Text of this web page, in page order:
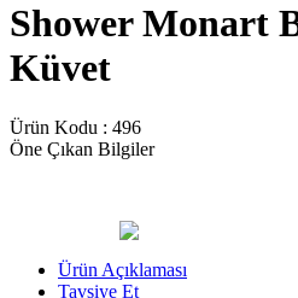
Shower Monart
Küvet
Ürün Kodu : 496
Öne Çıkan Bilgiler
Ürün Açıklaması
Tavsiye Et